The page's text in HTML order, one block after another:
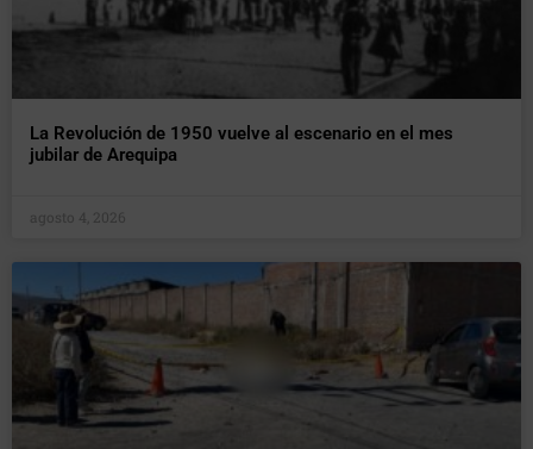
La Revolución de 1950 vuelve al escenario en el mes
jubilar de Arequipa
agosto 4, 2026